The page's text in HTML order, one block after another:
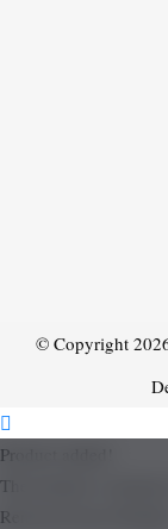
© Copyright
Product added!
The product is already
Removed from Wishlist